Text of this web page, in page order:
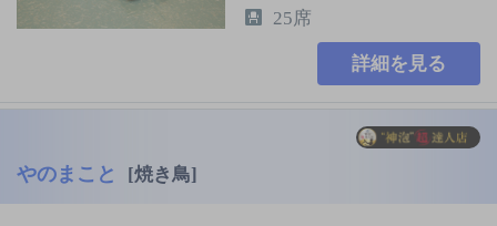
25席
詳細を見る
やのまこと [焼き鳥]